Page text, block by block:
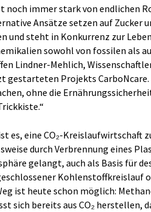
noch immer stark von endlichen
Ansätze setzen auf Zucker
und steht in Konkurrenz zur
sowohl von fossilen als
Lindner-Mehlich,
gestarteten Projekts CarboNcare.
ohne die
es, eine CO₂-Kreislaufwirtschaft
durch Verbrennung eines
gelangt, auch als Basis für
Kohlenstoffkreislauf
ist heute schon möglich:
sich bereits aus CO₂ herstellen,